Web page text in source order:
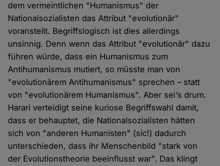
dem vermeintlichen "Humanismus" der
Nationalsozialisten das Attribut "evolutionär"
voranstellt. Begriffslogisch ist dies allerdings
unsinnig. Denn wenn das Attribut "evolutionär" dazu
führen würde, dass ein Humanismus zum
Antihumanismus mutiert, so müsste man von
"evolutionärem Antihumanismus" sprechen – statt
von "evolutionärem Humanismus". Aber sei‘s drum.
Harari verteidigt seine kuriose Begriffswahl damit,
dass er behauptet, die Nationalsozialisten hätten
sich von "anderen Humanisten" (sic!) dadurch
unterschieden, dass ihr Menschenbild "stark von
der Evolutionstheorie beeinflusst war". Das klingt